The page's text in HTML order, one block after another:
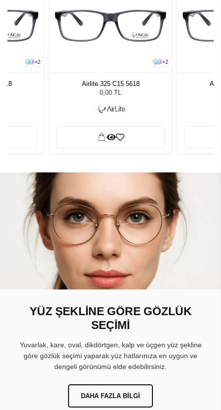
+2 +2
Airlite 325 C15 5618
0,00 TL
YÜZ ŞEKLİNE GÖRE GÖZLÜK
SEÇİMİ
Yuvarlak, kare, oval, dikdörtgen, kalp ve üçgen yüz şekline
göre gözlük seçimi yaparak yüz hatlarınıza en uygun ve
dengeli görünümü elde edebilirsiniz.
DAHA FAZLA BILGI